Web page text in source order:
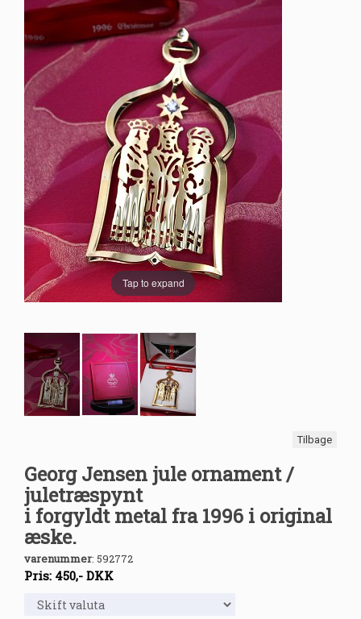
Tap to expand
Tilbage
Georg Jensen jule ornament /
juletræspynt
i forgyldt metal fra 1996 i original
æske.
varenummer: 592772
Pris: 450,- DKK